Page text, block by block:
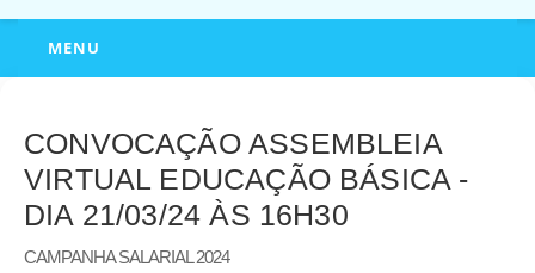
MENU
CONVOCAÇÃO ASSEMBLEIA
VIRTUAL EDUCAÇÃO BÁSICA -
DIA 21/03/24 ÀS 16H30
CAMPANHA SALARIAL 2024